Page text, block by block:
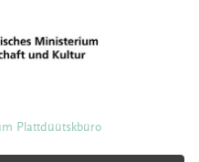
Plattdüütskbüro